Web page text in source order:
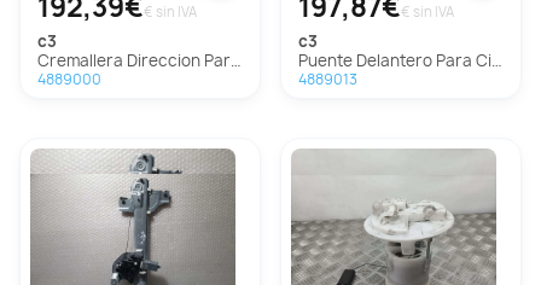
€ sin IVA
c3
Cremallera Direccion Para Citroen C3
4889000
€ sin IVA
c3
Puente Delantero Para Citroen C3
4889013